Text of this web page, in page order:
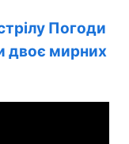
Погоди
двоє мирних